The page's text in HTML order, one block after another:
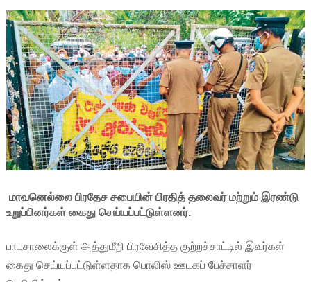
மாவனெல்லை பிரதேச சபையின் பிரதித் தலைவர் மற்றும் இரண்டு
உறுப்பினர்கள் கைது செய்யப்பட்டுள்ளனர்.
பாடசாலைக்குள் அத்துமீறி பிரவேசித்த குற்றச்சாட்டில் இவர்கள்
கைது செய்யப்பட்டுள்ளதாக பொலிஸ் ஊடகப் பேச்சாளர்